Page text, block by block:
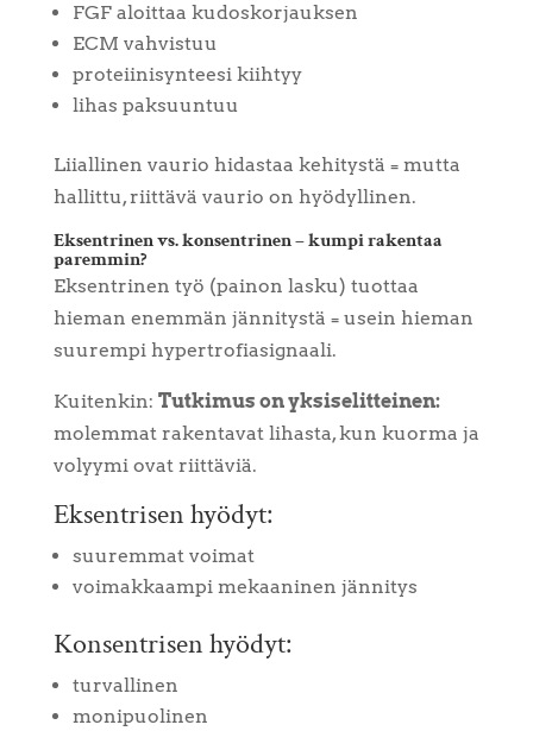
FGF aloittaa kudoskorjauksen
ECM vahvistuu
proteiinisynteesi kiihtyy
lihas paksuuntuu
Liiallinen vaurio hidastaa kehitystä = mutta
hallittu, riittävä vaurio on hyödyllinen.
Eksentrinen vs. konsentrinen – kumpi rakentaa
paremmin?
Eksentrinen työ (painon lasku) tuottaa
hieman enemmän jännitystä = usein hieman
suurempi hypertrofiasignaali.
Kuitenkin: Tutkimus on yksiselitteinen:
molemmat rakentavat lihasta, kun kuorma ja
volyymi ovat riittäviä.
Eksentrisen hyödyt:
suuremmat voimat
voimakkaampi mekaaninen jännitys
Konsentrisen hyödyt:
turvallinen
monipuolinen